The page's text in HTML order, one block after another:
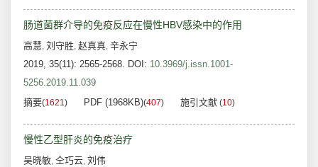
肠道菌群介导的免疫反应在慢性HBV感染中的作用
高慧, 刘守胜, 赵真真, 辛永宁
2019, 35(11): 2565-2568. DOI: 10.3969/j.issn.1001-
5256.2019.11.039
摘要(1621) PDF (1968KB)(407) 施引文献 (10)
慢性乙型肝炎的免疫治疗
吴晓敏, 仝巧云, 刘伟